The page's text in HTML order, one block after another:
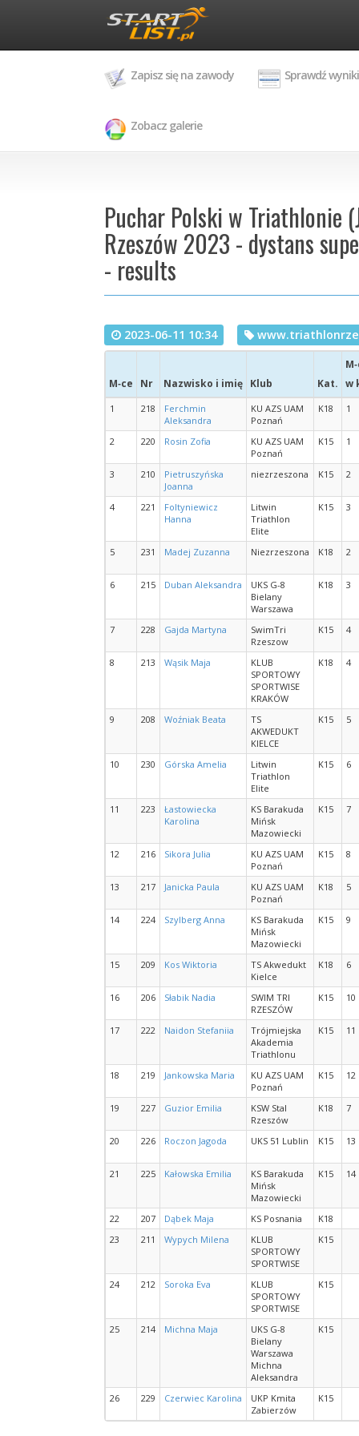
Zapisz się na zawody Sprawdź wyniki
Zobacz galerie
Puchar Polski w Triathlonie
Rzeszów 2023 - dystans
- results
2023-06-11 10:34
M‑ce Nr Nazwisko i imię Klub Kat. w
1 218
Ferchmin
Aleksandra
KU AZS UAM
Poznań
K18 1
2 220 Rosin Zofia
KU AZS UAM
Poznań
K15 1
3 210
Pietruszyńska
Joanna
niezrzeszona K15 2
4 221
Foltyniewicz
Hanna
Litwin
Triathlon
Elite
K15 3
5 231 Madej Zuzanna Niezrzeszona K18 2
6 215 Duban Aleksandra
UKS G-8
Bielany
Warszawa
K18 3
7 228 Gajda Martyna
SwimTri
Rzeszow
K15 4
8 213 Wąsik Maja
KLUB
SPORTOWY
SPORTWISE
KRAKÓW
K18 4
9 208 Woźniak Beata
TS
AKWEDUKT
KIELCE
K15 5
10 230 Górska Amelia
Litwin
Triathlon
Elite
K15 6
11 223
Łastowiecka
Karolina
KS Barakuda
Mińsk
Mazowiecki
K15 7
12 216 Sikora Julia
KU AZS UAM
Poznań
K15 8
13 217 Janicka Paula
KU AZS UAM
Poznań
K18 5
14 224 Szylberg Anna
KS Barakuda
Mińsk
Mazowiecki
K15 9
15 209 Kos Wiktoria
TS Akwedukt
Kielce
K18 6
16 206 Słabik Nadia
SWIM TRI
RZESZÓW
K15 10
17 222 Naidon Stefaniia
Trójmiejska
Akademia
Triathlonu
K15 11
18 219 Jankowska Maria
KU AZS UAM
Poznań
K15 12
19 227 Guzior Emilia
KSW Stal
Rzeszów
K18 7
20 226 Roczon Jagoda UKS 51 Lublin K15 13
21 225 Kałowska Emilia
KS Barakuda
Mińsk
Mazowiecki
K15 14
22 207 Dąbek Maja KS Posnania
K18
23
211 Wypych Milena
KLUB
SPORTOWY
SPORTWISE
K15
24 212 Soroka Eva
KLUB
SPORTOWY
SPORTWISE
K15
25 214 Michna Maja
UKS G-8
Bielany
Warszawa
Michna
Aleksandra
K15
26 229 Czerwiec Karolina
UKP Kmita
Zabierzów
K15